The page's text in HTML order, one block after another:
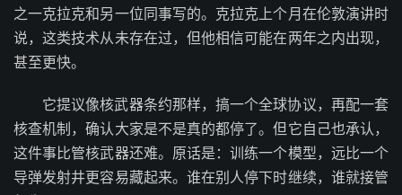
之一克拉克和另一位同事写的。克拉克上个月在伦敦演讲时
说，这类技术从未存在过，但他相信可能在两年之内出现，
甚至更快。
它提议像核武器条约那样，搞一个全球协议，再配一套
核查机制，确认大家是不是真的都停了。但它自己也承认，
这件事比管核武器还难。原话是：训练一个模型，远比一个
导弹发射井更容易藏起来。谁在别人停下时继续，谁就接管